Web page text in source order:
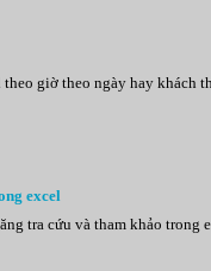
giờ theo ngày hay khách
excel
tra cứu và tham khảo trong